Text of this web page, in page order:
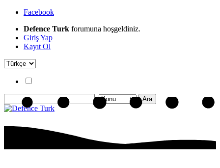
Facebook
Defence Turk forumuna hoşgeldiniz.
Giriş Yap
Kayıt Ol